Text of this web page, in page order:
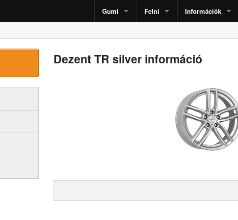
Gumi Felni Információk
Dezent TR silver információ